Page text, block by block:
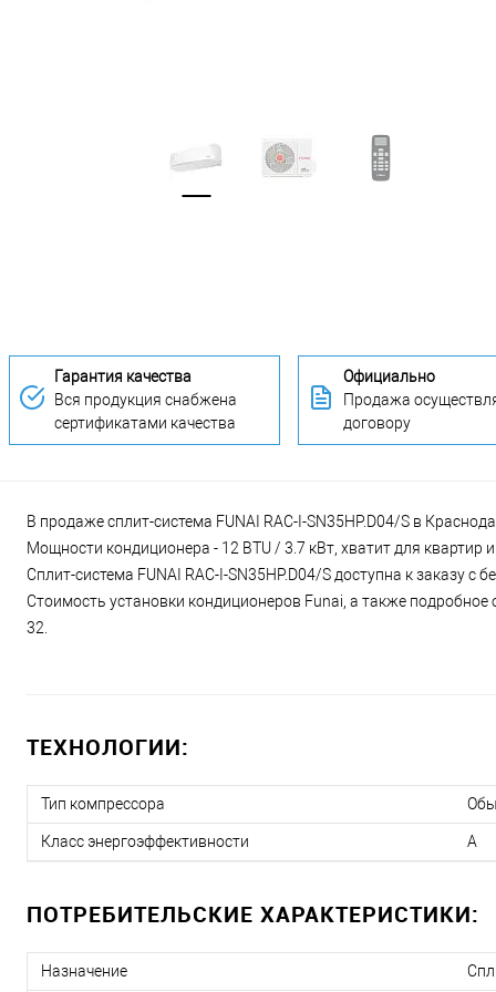
Гарантия качества
Вся продукция снабжена
сертификатами качества
Официально
Продажа
договору
В продаже сплит-система FUNAI RAC-I-SN35HP.D04/S в
Мощности кондиционера - 12 BTU / 3.7 кВт, хватит для
Сплит-система FUNAI RAC-I-SN35HP.D04/S доступна к заказу с
Стоимость установки кондиционеров Funai, а также
32.
ТЕХНОЛОГИИ:
Тип компрессора
Класс энергоэффективности A
ПОТРЕБИТЕЛЬСКИЕ ХАРАКТЕРИСТИКИ:
Назначение